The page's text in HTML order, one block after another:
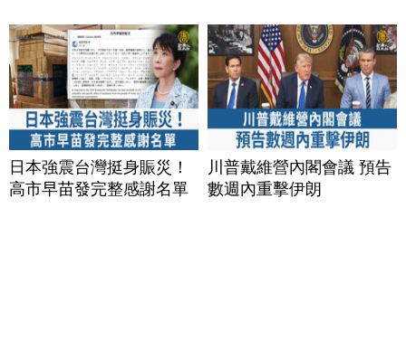
日本強震台灣挺身賑災！
高市早苗發完整感謝名單
川普戴維營內閣會議 預告
數週內重擊伊朗